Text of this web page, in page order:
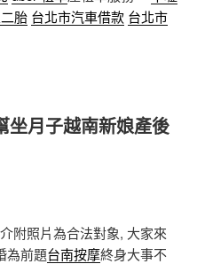
胎 台北市汽車借款 台北市
坐月子越南新娘產後
附照片為合法對象, 大家來
為前題台南按摩終身大事不